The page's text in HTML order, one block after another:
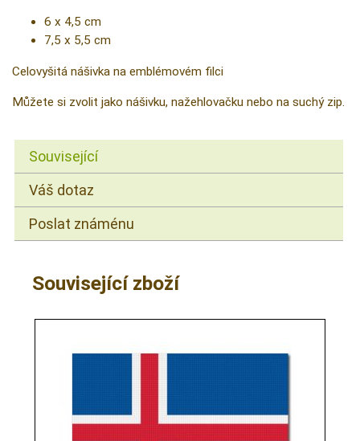
6 x 4,5 cm
7,5 x 5,5 cm
Celovyšitá nášivka na emblémovém filci
Můžete si zvolit jako nášivku, nažehlovačku nebo na suchý zip.
Související
Váš dotaz
Poslat známénu
Související zboží